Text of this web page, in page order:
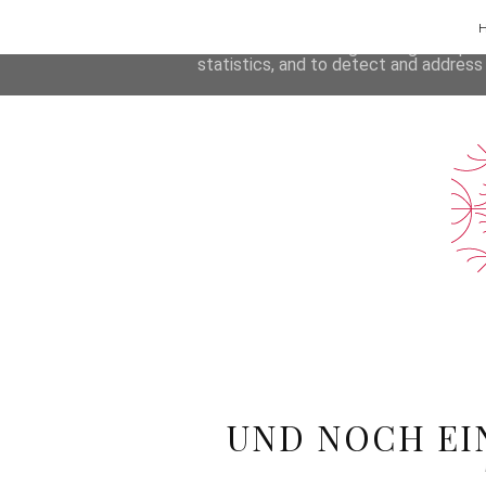
UND NOCH
This site uses cookies from Google
statistics, and to detect and address